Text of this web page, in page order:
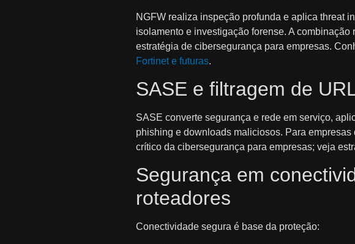
NGFW realiza inspeção profunda e aplica threat
isolamento e investigação forense. A
estratégia de cibersegurança para empresas.
Fortinet e futuras.
SASE e filtragem de
SASE converte segurança e rede em serviço,
phishing e downloads maliciosos. Para
crítico da cibersegurança para empresas; veja
Segurança em
roteadores
Conectividade segura é base da proteção: